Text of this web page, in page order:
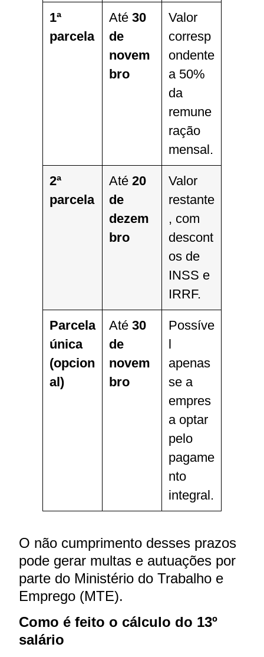
1ª
parcela
Até 30
de
novem
bro
Valor
corresp
ondente
a 50%
da
remune
ração
mensal.
2ª
parcela
Até 20
de
dezem
bro
Valor
restante
, com
descont
os de
INSS e
IRRF.
Parcela
única
(opcion
al)
Até 30
de
novem
bro
Possíve
l
apenas
se a
empres
a optar
pelo
pagame
nto
integral.
O não cumprimento desses prazos
pode gerar multas e autuações por
parte do Ministério do Trabalho e
Emprego (MTE).
Como é feito o cálculo do 13º
salário